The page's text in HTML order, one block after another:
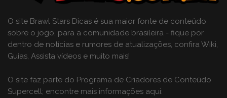
O site Brawl Stars Dicas é sua maior fonte de conteúdo
sobre o jogo, para a comunidade brasileira - fique por
dentro de notícias e rumores de atualizações, confira Wiki,
Guias, Assista vídeos e muito mais!
O site faz parte do Programa de Criadores de Conteúdo
Supercell; encontre mais informações aqui: